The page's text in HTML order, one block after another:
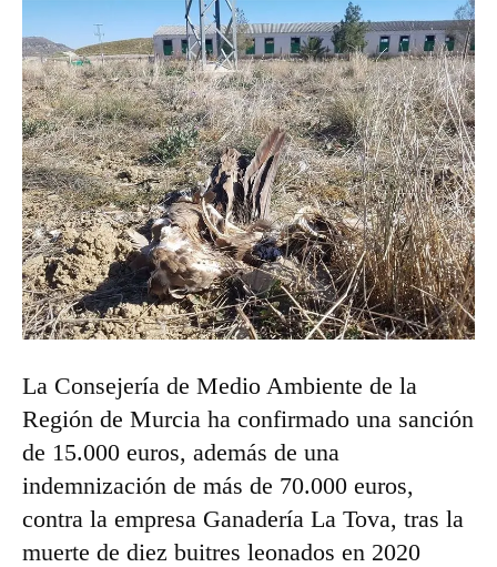
La Consejería de Medio Ambiente de la
Región de Murcia ha confirmado una sanción
de 15.000 euros, además de una
indemnización de más de 70.000 euros,
contra la empresa Ganadería La Tova, tras la
muerte de diez buitres leonados en 2020